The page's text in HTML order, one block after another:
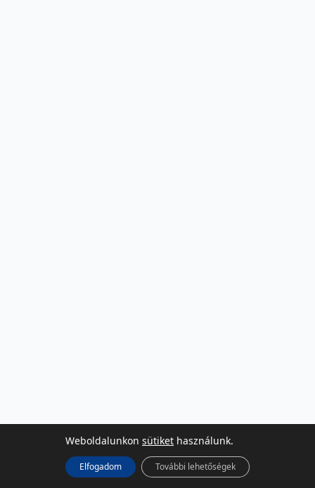
Weboldalunkon sütiket használunk.
Elfogadom További lehetőségek